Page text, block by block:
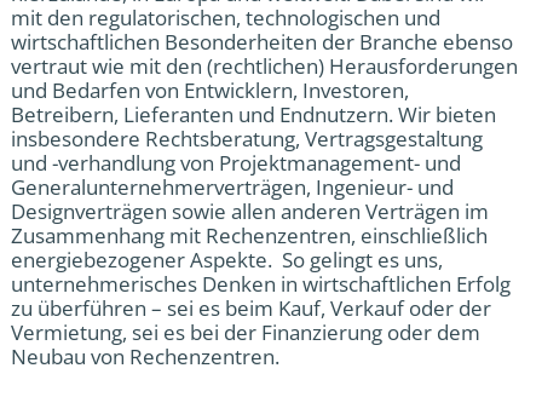
mit den regulatorischen, technologischen und
wirtschaftlichen Besonderheiten der Branche ebenso
vertraut wie mit den (rechtlichen) Herausforderungen
und Bedarfen von Entwicklern, Investoren,
Betreibern, Lieferanten und Endnutzern. Wir bieten
insbesondere Rechtsberatung, Vertragsgestaltung
und -verhandlung von Projektmanagement- und
Generalunternehmerverträgen, Ingenieur- und
Designverträgen sowie allen anderen Verträgen im
Zusammenhang mit Rechenzentren, einschließlich
energiebezogener Aspekte. So gelingt es uns,
unternehmerisches Denken in wirtschaftlichen Erfolg
zu überführen – sei es beim Kauf, Verkauf oder der
Vermietung, sei es bei der Finanzierung oder dem
Neubau von Rechenzentren.